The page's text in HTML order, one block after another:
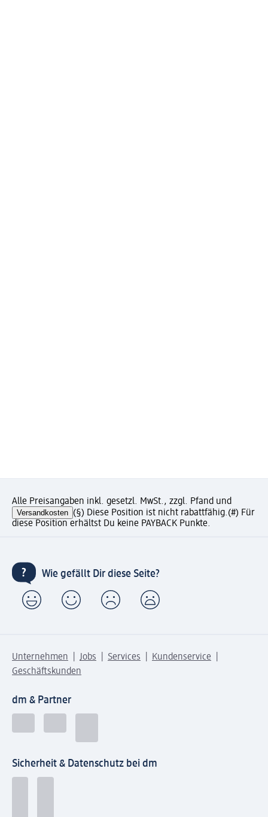
Alle Preisangaben inkl. gesetzl. MwSt., zzgl. Pfand und
Versandkosten (§) Diese Position ist nicht rabattfähig.(#) Für
diese Position erhältst Du keine PAYBACK Punkte.
Wie gefällt Dir diese Seite?
Unternehmen Jobs Services
Kundenservice
Geschäftskunden
dm & Partner
Sicherheit & Datenschutz bei dm